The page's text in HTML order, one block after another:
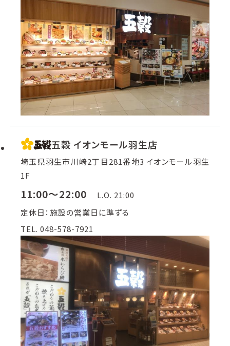
五穀 イオンモール羽生店
埼玉県羽生市川崎2丁目281番地3 イオンモール羽生
1F
11:00～22:00
L.O. 21:00
定休日：施設の営業日に準ずる
TEL. 048-578-7921